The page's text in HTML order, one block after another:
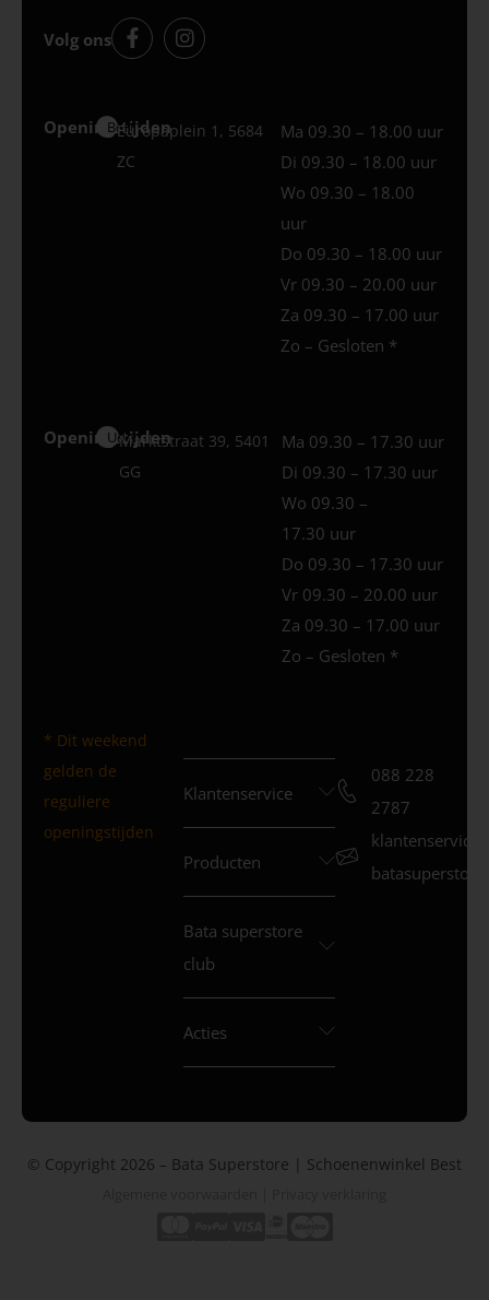
Volg ons
Openingstijden
Best
Europaplein 1, 5684
ZC
Ma 09.30 – 18.00 uur
Di 09.30 – 18.00 uur
Wo 09.30 – 18.00
uur
Do 09.30 – 18.00 uur
Vr 09.30 – 20.00 uur
Za 09.30 – 17.00 uur
Zo – Gesloten *
Openingstijden
Uden
Marktstraat 39, 5401
GG
Ma 09.30 – 17.30 uur
Di 09.30 – 17.30 uur
Wo 09.30 –
17.30 uur
Do 09.30 – 17.30 uur
Vr 09.30 – 20.00 uur
Za 09.30 – 17.00 uur
Zo – Gesloten *
* Dit weekend
gelden de
reguliere
openingstijden
Klantenservice
Producten
Bata superstore
club
Acties
088 228
2787
© Copyright 2026 – Bata Superstore | Schoenenwinkel Best